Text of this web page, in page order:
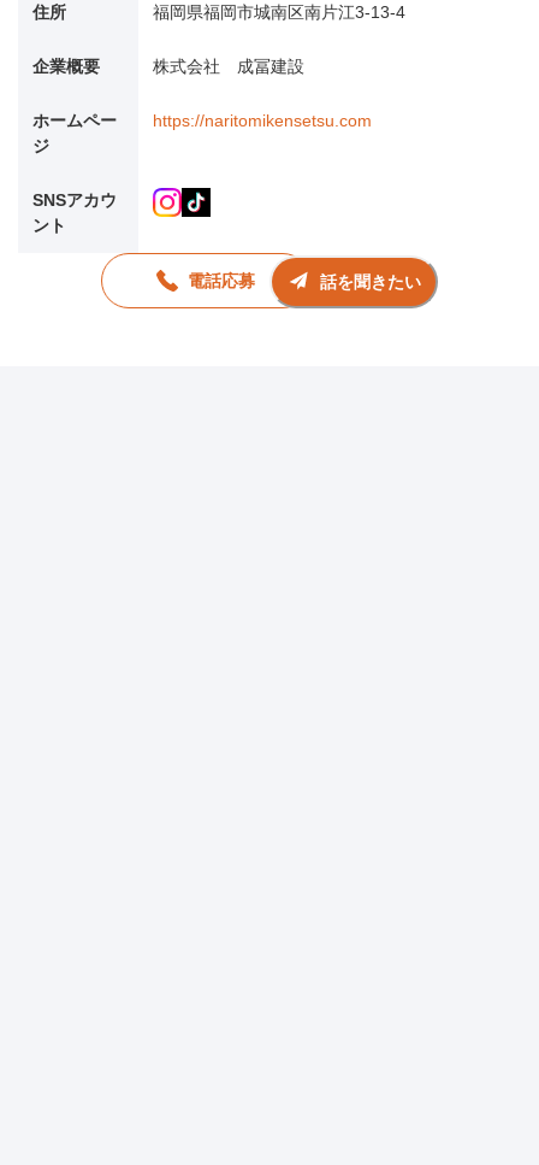
住所 福岡県福岡市城南区南片江3-13-4
企業概要 株式会社 成冨建設
ホームペー
ジ
https://naritomikensetsu.com
SNSアカウ
ント
電話応募 話を聞きたい